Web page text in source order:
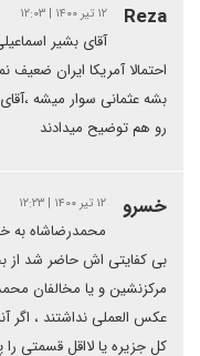
Reza ۱۲ تیر ۱۴۰۰ | ۱۲:۰۳
آقای بشیر
احتمالا آمریکا ایران
بشه عثمانی سوار میشه
رو هم توضیح میدادند
خسرو ۱۲ تیر ۱۴۰۰ | ۱۲:۲۳
محمدرضاشاه
بی کفایتی اش حاضر شد از
مرکزنشین و یا مخالفان
عکس العملی نداشتند ، اگر
کل جزیره یا لااقل قسمتی